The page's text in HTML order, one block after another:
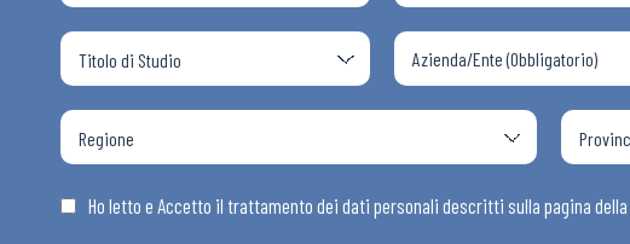
Ho letto e Accetto il trattamento dei dati personali descritti sulla pagina della